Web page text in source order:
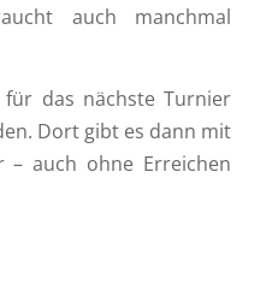
auch manchmal
das nächste Turnier
Dort gibt es dann mit
– auch ohne Erreichen